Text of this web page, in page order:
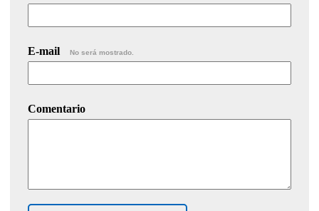
E-mail No será mostrado.
Comentario